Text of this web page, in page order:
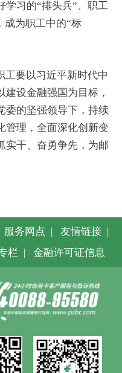
学习的“排头兵”、职工
成为职工中的“标
工要以习近平新时代中
建设金融强国为目标，
委的坚强领导下，持续
管理，全面深化创新变
实干、奋勇争先，为邮
服务网点 | 友情链接 |
栏 | 金融许可证信息